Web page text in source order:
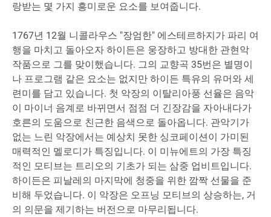
랑받는 몇 가지 흥미로운 요소를 보여줍니다.
1767년 12월 니콜라우스 "장엄한" 에스테르하지가 파리 여
행을 마치고 돌아오자 하이든은 웅장하고 방대한 관현악
작품으로 그를 맞이했습니다. 그의 교향곡 35번은 별명이
나 프로그램 같은 요소는 없지만 하이든 특유의 유머와 세
련미를 담고 있습니다. 첫 악장의 이탈리아풍 선율은 음악
이 마이너 음계로 바뀌면서 점점 더 긴장감을 자아내다가
호른의 도움으로 친근한 음색으로 돌아옵니다. 관악기가
없는 느린 악장에서는 예상치 못한 싱코페이션이 가미된
매력적인 멜로디가 특징입니다. 이 미뉴에트의 가장 특징
적인 모티브는 트리오의 기초가 되는 삼중 업비트입니다.
하이든은 피날레의 마지막에 청중을 위한 깜짝 선물을 준
비해 두었습니다. 이 악장은 오프닝 모티브의 상승하는, 거
의 의문을 제기하는 버전으로 마무리됩니다.